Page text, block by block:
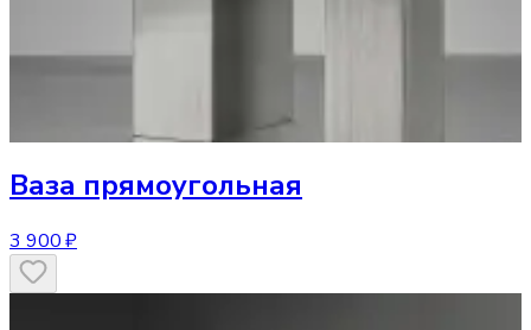
Ваза прямоугольная
3 900 ₽